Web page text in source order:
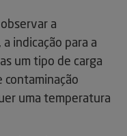
a
indicação para a
um tipo de carga
contaminação
uma temperatura